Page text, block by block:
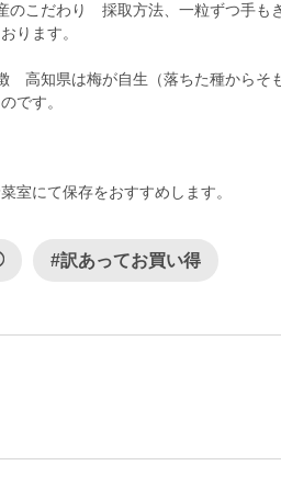
のこだわり 採取方法、一粒ずつ手も
ります。
高知県は梅が自生（落ちた種からそ
です。
室にて保存をおすすめします。
#訳あってお買い得